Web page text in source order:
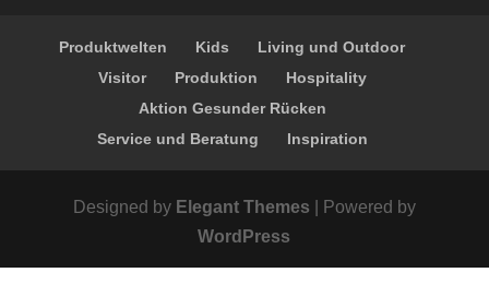
Produktwelten Kids
Living und Outdoor
Visitor
Produktion
Hospitality
Aktion Gesunder Rücken
Service und Beratung
Inspiration
Designed by Elegant Themes | Powered by
WordPress